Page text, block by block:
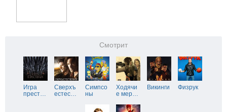
Смотрит
Игра
прест…
Сверхъ
естес…
Симпсо
ны
Ходячи
е мер…
Викинги Физрук